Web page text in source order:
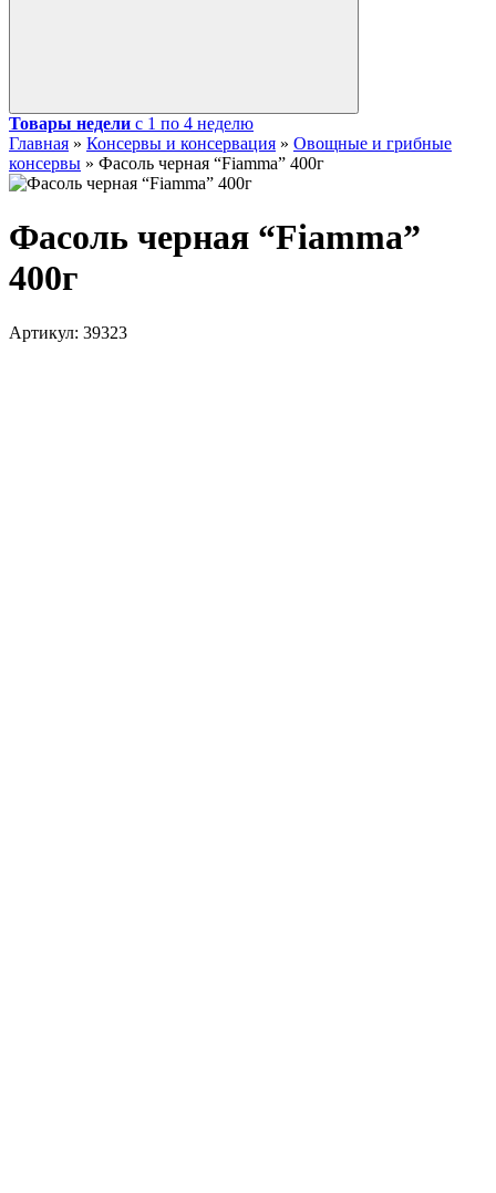
Товары недели с 1 по 4 неделю
Главная » Консервы и консервация » Овощные и грибные
консервы » Фасоль черная “Fiamma” 400г
Фасоль черная “Fiamma”
400г
Артикул: 39323